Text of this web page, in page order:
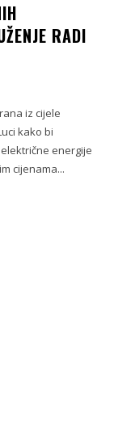
RADI
iz cijele
kako bi
energije
cijenama...